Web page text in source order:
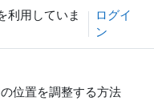
利用していま
ログイ
ン
位置を調整する方法